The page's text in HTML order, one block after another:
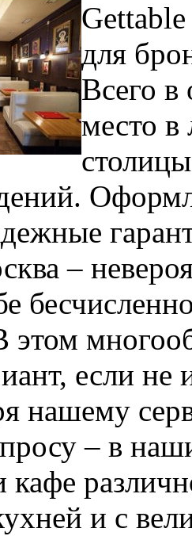
для
Всего в
место в
–
этом
если не
нашему
– в
кафе
и с